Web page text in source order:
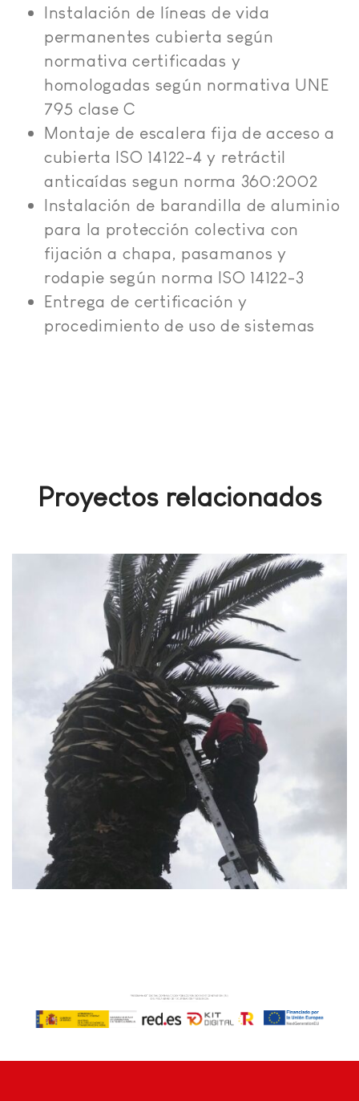
Instalación de líneas de vida
permanentes cubierta según
normativa certificadas y
homologadas según normativa UNE
795 clase C
Montaje de escalera fija de acceso a
cubierta ISO 14122-4 y retráctil
anticaídas segun norma 360:2002
Instalación de barandilla de aluminio
para la protección colectiva con
fijación a chapa, pasamanos y
rodapie según norma ISO 14122-3
Entrega de certificación y
procedimiento de uso de sistemas
Proyectos relacionados